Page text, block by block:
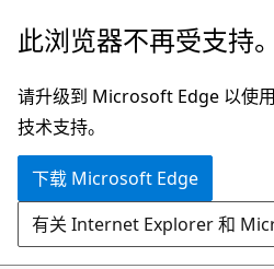
跳
主
要
内
此浏览器不再受支持。
请升级到 Microsoft Edge 以使
技术支持。
下载 Microsoft Edge
有关 Internet Explorer 和